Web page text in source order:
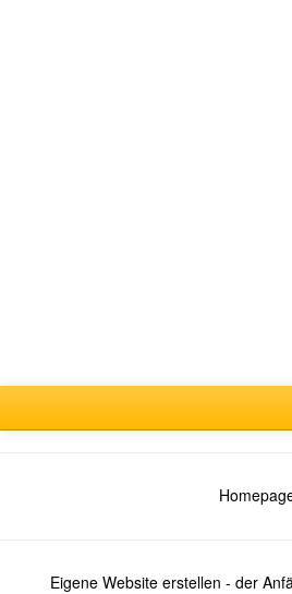
Eigene Website erstellen - der